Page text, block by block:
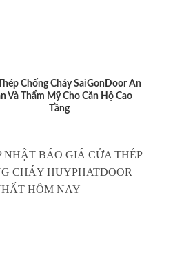
Chống Cháy SaiGonDoor An
Và Thẩm Mỹ Cho Căn Hộ Cao
Tầng